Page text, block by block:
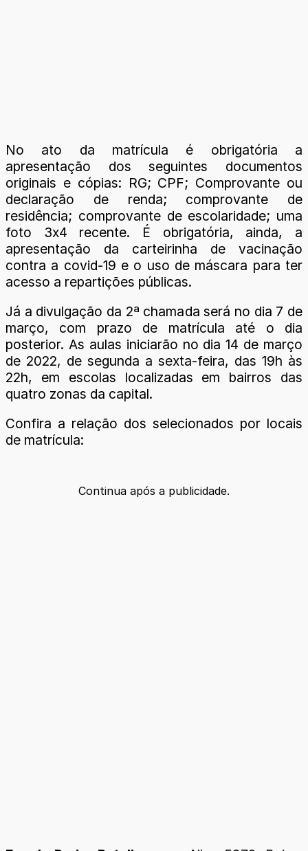
No ato da matrícula é obrigatória a
apresentação dos seguintes documentos
originais e cópias: RG; CPF; Comprovante ou
declaração de renda; comprovante de
residência; comprovante de escolaridade; uma
foto 3x4 recente. É obrigatória, ainda, a
apresentação da carteirinha de vacinação
contra a covid-19 e o uso de máscara para ter
acesso a repartições públicas.
Já a divulgação da 2ª chamada será no dia 7 de
março, com prazo de matrícula até o dia
posterior. As aulas iniciarão no dia 14 de março
de 2022, de segunda a sexta-feira, das 19h às
22h, em escolas localizadas em bairros das
quatro zonas da capital.
Confira a relação dos selecionados por locais
de matrícula:
Continua após a publicidade.